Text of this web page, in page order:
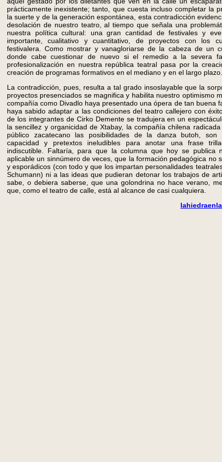
prácticamente inexistente; tanto, que cuesta incluso completar la
la suerte y de la generación espontánea, esta contradicción
desolación de nuestro teatro, al tiempo que señala una
nuestra política cultural: una gran cantidad de festivales y
importante, cualitativo y cuantitativo, de proyectos con los
festivalera. Como mostrar y vanagloriarse de la cabeza de un
donde cabe cuestionar de nuevo si el remedio a la severa
profesionalización en nuestra república teatral pasa por la
creación de programas formativos en el mediano y en el largo plazo.
La contradicción, pues, resulta a tal grado insoslayable que la
proyectos presenciados se magnifica y habilita nuestro optimismo
compañía como Divadlo haya presentado una ópera de tan buena
haya sabido adaptar a las condiciones del teatro callejero con
de los integrantes de Cirko Demente se tradujera en un
la sencillez y organicidad de Xtabay, la compañía chilena
público zacatecano las posibilidades de la danza butoh, son
capacidad y pretextos ineludibles para anotar una frase
indiscutible. Faltaría, para que la columna que hoy se publica
aplicable un sinnúmero de veces, que la formación pedagógica no
y esporádicos (con todo y que los impartan personalidades
Schumann) ni a las ideas que pudieran detonar los trabajos de
sabe, o debiera saberse, que una golondrina no hace verano,
que, como el teatro de calle, está al alcance de casi cualquiera.